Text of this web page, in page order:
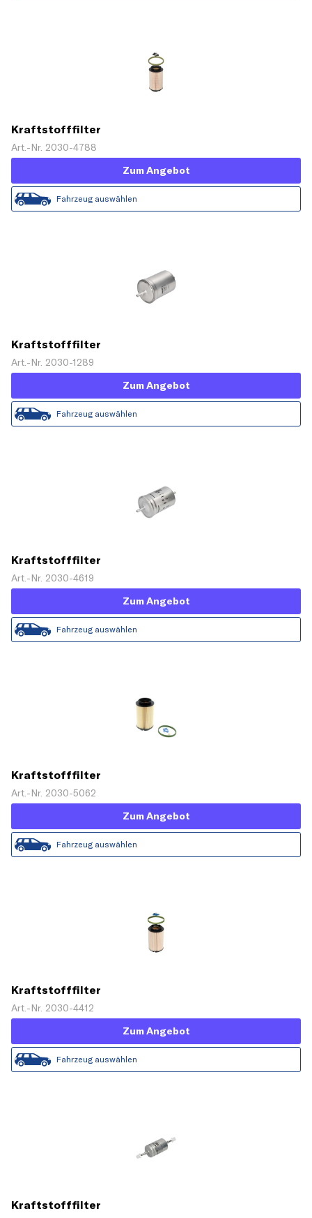
Kraftstofffilter
Art.-Nr. 2030-4788
Zum Angebot
Fahrzeug auswählen
Kraftstofffilter
Art.-Nr. 2030-1289
Zum Angebot
Fahrzeug auswählen
Kraftstofffilter
Art.-Nr. 2030-4619
Zum Angebot
Fahrzeug auswählen
Kraftstofffilter
Art.-Nr. 2030-5062
Zum Angebot
Fahrzeug auswählen
Kraftstofffilter
Art.-Nr. 2030-4412
Zum Angebot
Fahrzeug auswählen
Kraftstofffilter